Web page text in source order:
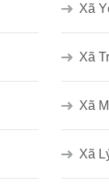
Xã
Xã
Xã
Xã